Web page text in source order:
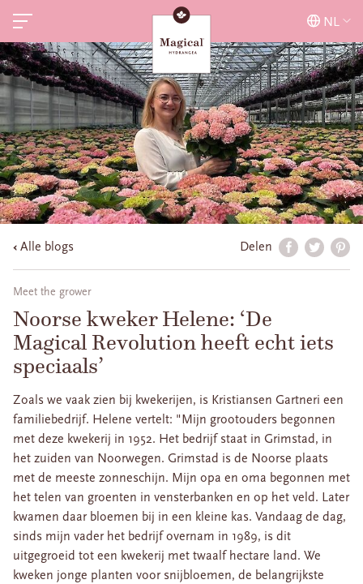
NL
Alle blogs Delen
Meet the grower
Noorse kweker Helene: ‘De
Magical Revolution heeft echt iets
speciaals’
Zoals we vaak zien bij kwekerijen, is Kristiansen Gartneri een
familiebedrijf. Helene vertelt: "Mijn grootouders begonnen
met deze kwekerij in 1952. Het bedrijf staat in Grimstad, in
het zuiden van Noorwegen. Grimstad is de Noorse plaats
met de meeste zonneschijn. Mijn opa en oma begonnen met
het telen van groenten in vensterbanken en op het veld. Later
kwamen daar bloemen bij in een kleine kas. Vandaag de dag,
sinds mijn vader het bedrijf overnam in 1989, is dit
uitgegroeid tot een kwekerij met twaalf hectare land. We
kweken jonge planten voor snijbloemen, de belangrijkste